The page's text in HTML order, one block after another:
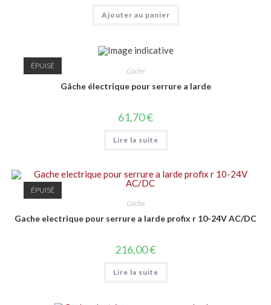
Ajouter au panier
ÉPUISÉ
Gâche
Gâche électrique pour serrure a larde
61,70€
Lire la suite
ÉPUISÉ
Gâche
Gache electrique pour serrure a larde profix r 10-24V AC/DC
216,00€
Lire la suite